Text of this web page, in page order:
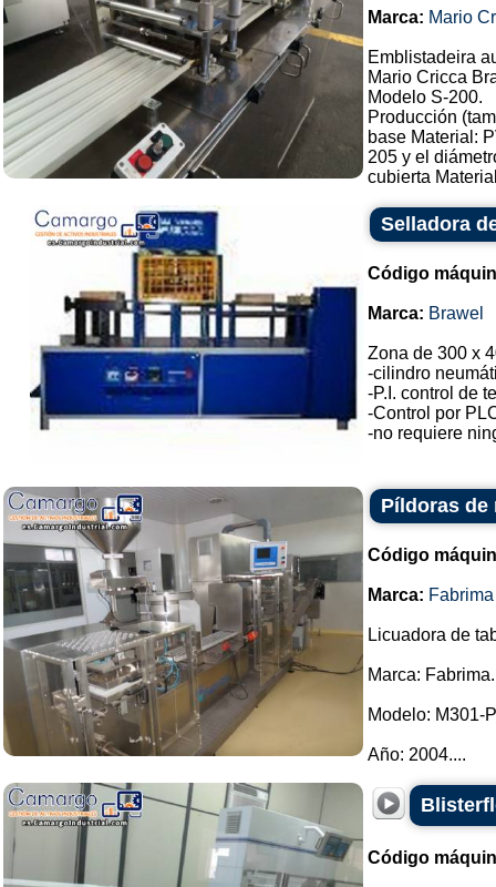
Marca: Mario
Emblistadeira
Mario Cricca
Modelo S-200.
Producción
base Material:
205 y el
cubierta
Selladora
Código
Marca: Brawel
Zona de 300 x
-cilindro
-P.I. control de
-Control por
-no requiere
Píldoras de
Código
Marca: Fabrima
Licuadora de
Marca: Fabrima.
Modelo: M301-
Año: 2004....
Código